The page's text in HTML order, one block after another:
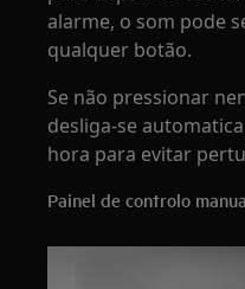
alarme, o som pode
qualquer botão.
Se não pressionar
desliga-se
hora para evitar
Painel de controlo